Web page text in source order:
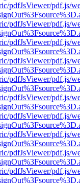
pdfJsViewer/pdf.js/
pdfJsViewer/pdf.js/
pdfJsViewer/pdf.js/
pdfJsViewer/pdf.js/
pdfJsViewer/pdf.js/
pdfJsViewer/pdf.js/
pdfJsViewer/pdf.js/
pdfJsViewer/pdf.js/
pdfJsViewer/pdf.js/
pdfJsViewer/pdf.js/